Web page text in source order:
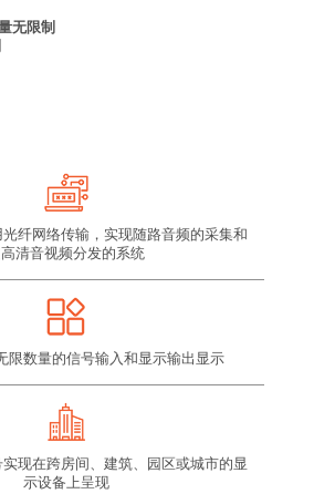
无限制
纤网络传输，实现随路音频的采集和
清音视频分发的系统
限数量的信号输入和显示输出显示
现在跨房间、建筑、园区或城市的显
示设备上呈现